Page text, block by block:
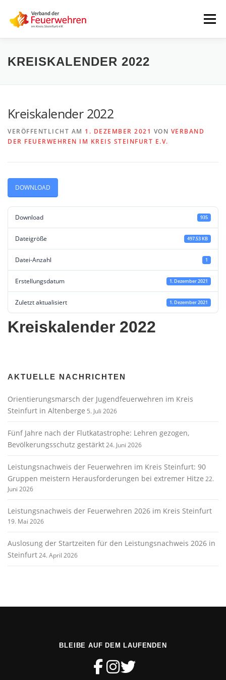
springen
Menü
START AKTUELLES FEUERWEHREN
INTERNER BEREICH
KREISKALENDER 2022
Kreiskalender 2022
VERÖFFENTLICHT AM 1. DEZEMBER 2021 VON VERBAND
DER FEUERWEHREN IM KREIS STEINFURT E.V.
DOWNLOAD
Download 935
Dateigröße 497.53 KB
Datei-Anzahl 1
Erstellungsdatum 1. Dezember 2021
Zuletzt aktualisiert 1. Dezember 2021
Kreiskalender 2022
AKTUELLE NACHRICHTEN
Orientierungsmarsch der Jugendfeuerwehren im Kreis
Steinfurt in Altenberge 5. Juli 2026
Fünf Jahre nach der Flutkatastrophe: Lehren gezogen,
Bevölkerungsschutz gestärkt24. Juni 2026
Leistungsnachweis der Feuerwehren im Kreis Steinfurt: 90
Gruppen meistern Herausforderungen bei extremer Hitze 22.
Juni 2026
Leistungsnachweis der Feuerwehren 2026 im Kreis Steinfurt
19. Mai 2026
Auslosung der Startzeiten für den Leistungsnachweis 2026 in
Steinfurt24. April 2026
BLEIBE AUF DEM LAUFENDEN